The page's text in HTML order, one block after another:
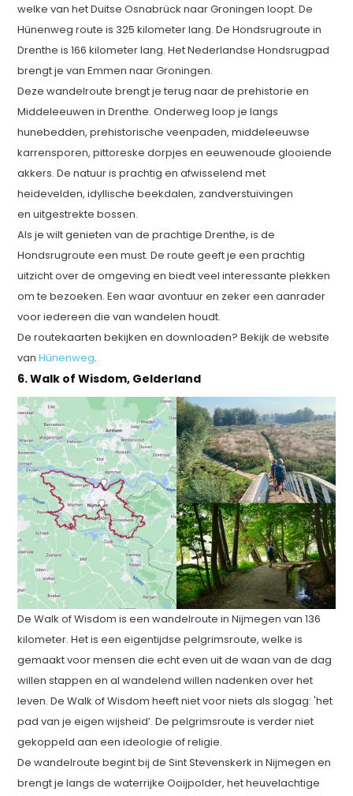
welke van het Duitse Osnabrück naar Groningen loopt. De
Hünenweg route is 325 kilometer lang. De Hondsrugroute in
Drenthe is 166 kilometer lang. Het Nederlandse Hondsrugpad
brengt je van Emmen naar Groningen.
Deze wandelroute brengt je terug naar de prehistorie en
Middeleeuwen in Drenthe. Onderweg loop je langs
hunebedden, prehistorische veenpaden, middeleeuwse
karrensporen, pittoreske dorpjes en eeuwenoude glooiende
akkers. De natuur is prachtig en afwisselend met
heidevelden, idyllische beekdalen, zandverstuivingen
en uitgestrekte bossen.
Als je wilt genieten van de prachtige Drenthe, is de
Hondsrugroute een must. De route geeft je een prachtig
uitzicht over de omgeving en biedt veel interessante plekken
om te bezoeken. Een waar avontuur en zeker een aanrader
voor iedereen die van wandelen houdt.
De routekaarten bekijken en downloaden? Bekijk de website
vanHünenweg.
6. Walk of Wisdom, Gelderland
De Walk of Wisdom is een wandelroute in Nijmegen van 136
kilometer. Het is een eigentijdse pelgrimsroute, welke is
gemaakt voor mensen die echt even uit de waan van de dag
willen stappen en al wandelend willen nadenken over het
leven. De Walk of Wisdom heeft niet voor niets als slogag: 'het
pad van je eigen wijsheid’. De pelgrimsroute is verder niet
gekoppeld aan een ideologie of religie.
De wandelroute begint bij de Sint Stevenskerk in Nijmegen en
brengt je langs de waterrijke Ooijpolder, het heuvelachtige